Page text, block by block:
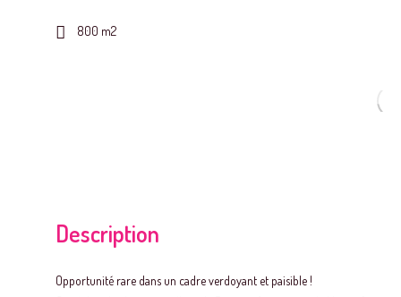
800 m2
Description
Opportunité rare dans un cadre verdoyant et paisible !